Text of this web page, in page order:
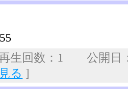
生回数：1 公開
見る ]